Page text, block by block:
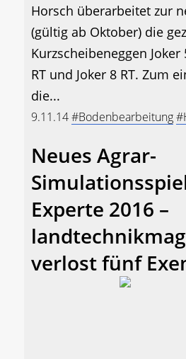
Horsch überarbeitet zur
(gültig ab Oktober) die
Kurzscheibeneggen Joker
RT und Joker 8 RT. Zum
die...
9.11.14#Bodenbearbeitung
Neues Agrar-
Experte 2016 –
verlost fünf